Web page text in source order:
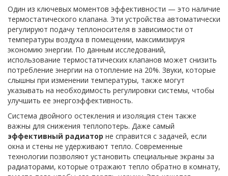
Один из ключевых моментов эффективности — это наличие
термостатического клапана. Эти устройства автоматически
регулируют подачу теплоносителя в зависимости от
температуры воздуха в помещении, максимизируя
экономию энергии. По данным исследований,
использование термостатических клапанов может снизить
потребление энергии на отопление на 20%. Звуки, которые
слышны при изменении температуры, также могут
указывать на необходимость регулировки системы, чтобы
улучшить ее энергоэффективность.
Система двойного остекления и изоляция стен также
важны для снижения теплопотерь. Даже самый
эффективный радиатор не справится с задачей, если
окна и стены не удерживают тепло. Современные
технологии позволяют установить специальные экраны за
радиаторами, которые отражают тепло обратно в комнату,